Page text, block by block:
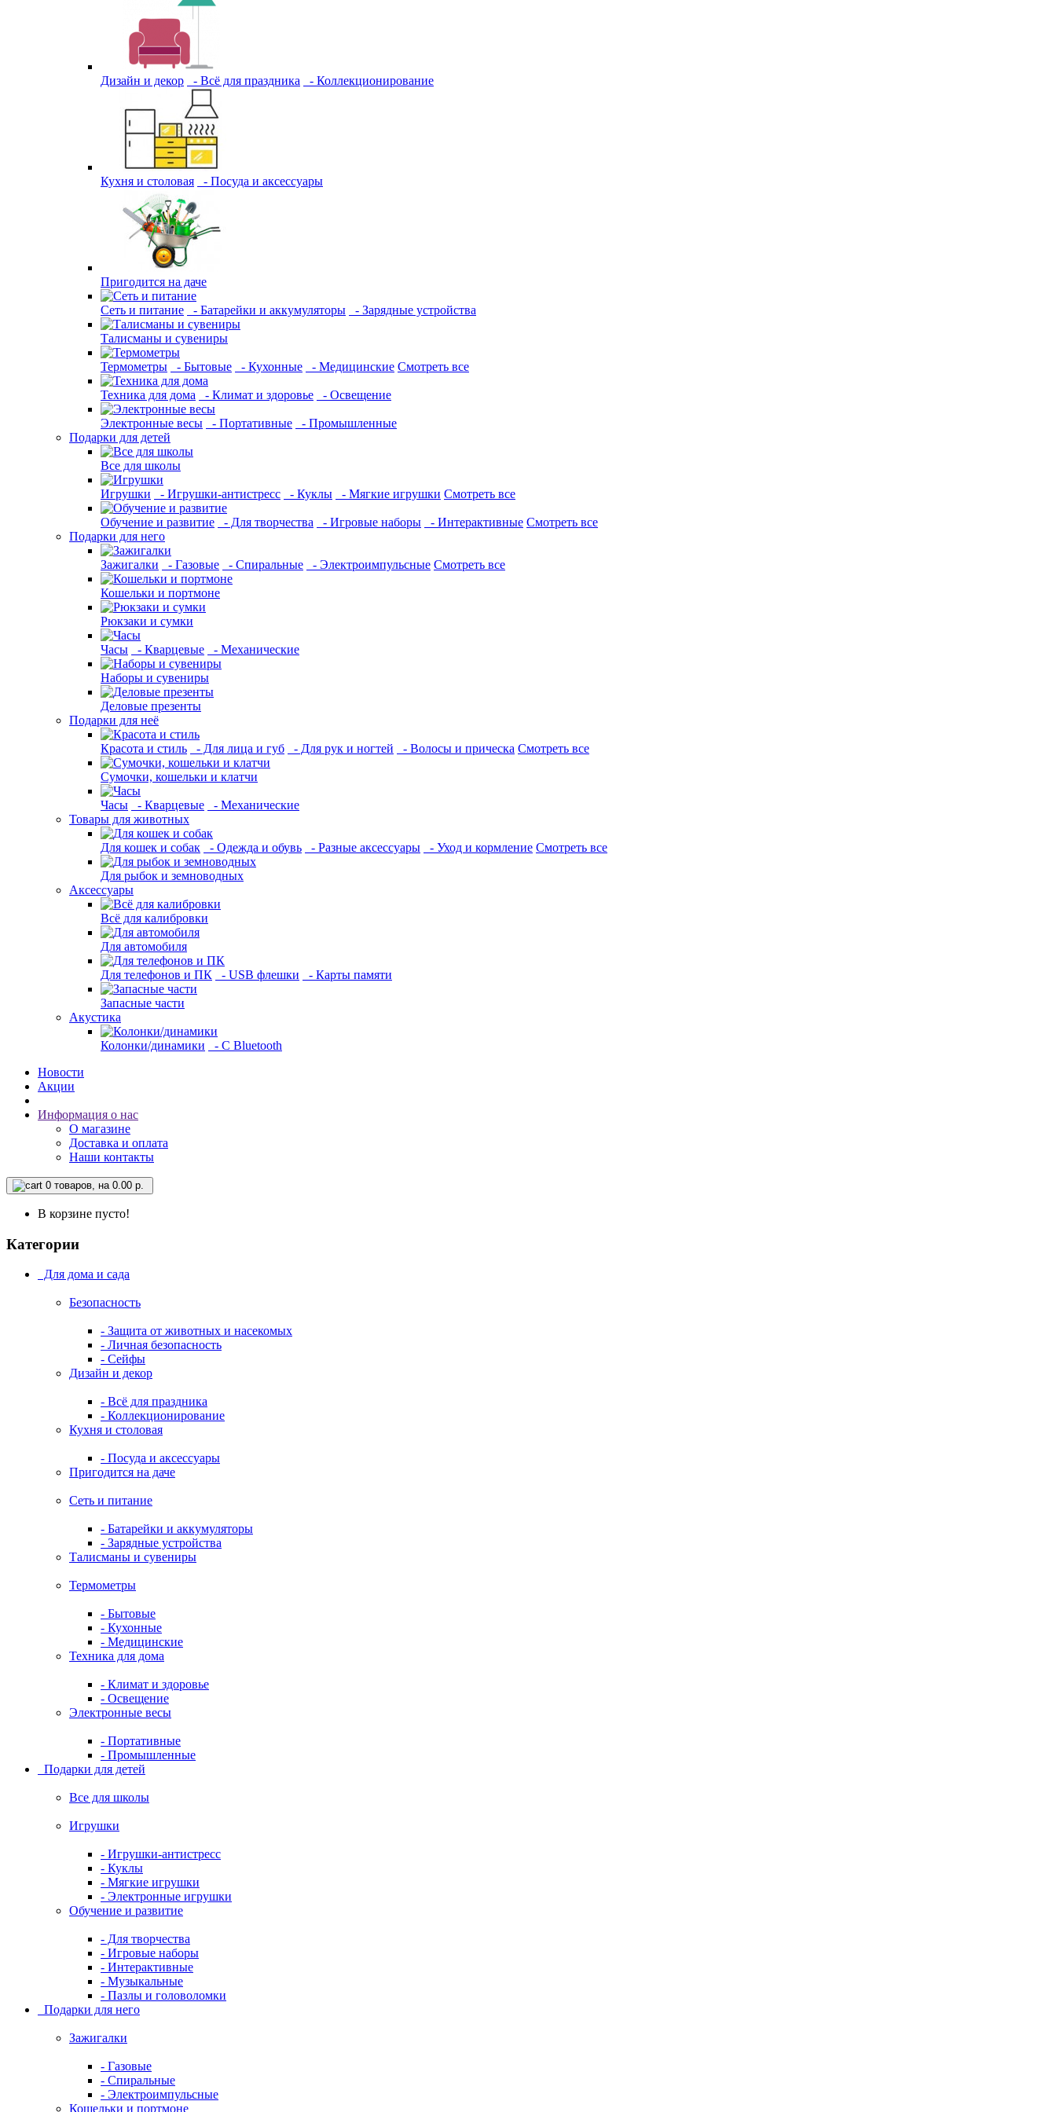
Дизайн и декор - Всё для праздника - Коллекционирование
Кухня и столовая - Посуда и аксессуары
Пригодится на даче
Сеть и питание - Батарейки и аккумуляторы - Зарядные устройства
Талисманы и сувениры
Термометры - Бытовые - Кухонные - Медицинские Смотреть все
Техника для дома - Климат и здоровье - Освещение
Электронные весы - Портативные
- Промышленные
Подарки для детей
Все для школы
Игрушки - Игрушки-антистресс - Куклы - Мягкие игрушки Смотреть все
Обучение и развитие - Для творчества - Игровые наборы - Интерактивные Смотреть все
Подарки для него
Зажигалки - Газовые - Спиральные - Электроимпульсные Смотреть все
Кошельки и портмоне
Рюкзаки и сумки
Часы - Кварцевые - Механические
Наборы и сувениры
Деловые презенты
Подарки для неё
Красота и стиль - Для лица и губ - Для рук и ногтей - Волосы и прическа Смотреть все
Сумочки, кошельки и клатчи
Часы - Кварцевые
- Механические
Товары для животных
Для кошек и собак - Одежда и обувь - Разные аксессуары - Уход и кормление Смотреть все
Для рыбок и земноводных
Аксессуары
Всё для калибровки
Для автомобиля
Для телефонов и ПК - USB флешки - Карты памяти
Запасные части
Акустика
Колонки/динамики
- С Bluetooth
Новости
Акции
Информация о нас
О магазине
Доставка и оплата
Наши контакты
0 товаров, на 0.00 р.
В корзине пусто!
Категории
Для дома и сада
Безопасность
- Защита от животных и насекомых
- Личная безопасность
- Сейфы
Дизайн и декор
- Всё для праздника
- Коллекционирование
Кухня и столовая
- Посуда и аксессуары
Пригодится на даче
Сеть и питание
- Батарейки и аккумуляторы
- Зарядные устройства
Талисманы и сувениры
Термометры
- Бытовые
- Кухонные
- Медицинские
Техника для дома
- Климат и здоровье
- Освещение
Электронные весы
- Портативные
- Промышленные
Подарки для детей
Все для школы
Игрушки
- Игрушки-антистресс
- Куклы
- Мягкие игрушки
- Электронные игрушки
Обучение и развитие
- Для творчества
- Игровые наборы
- Интерактивные
- Музыкальные
- Пазлы и головоломки
Подарки для него
Зажигалки
- Газовые
- Спиральные
- Электроимпульсные
Кошельки и портмоне